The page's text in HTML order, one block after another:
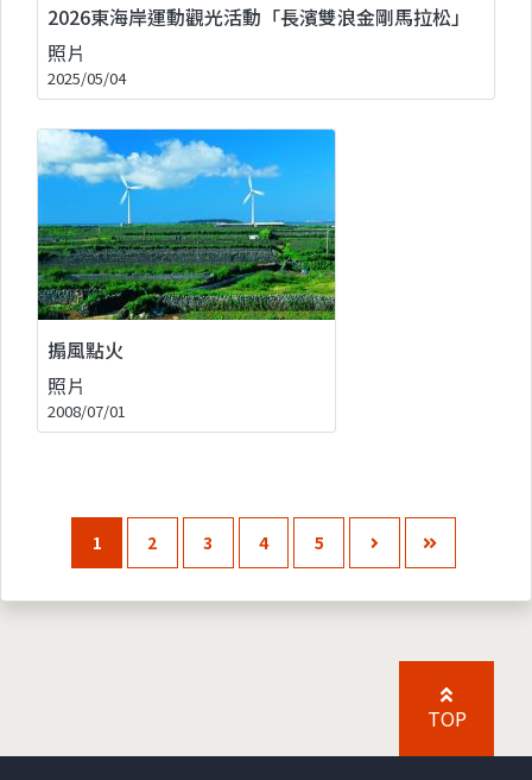
2026東海岸運動觀光活動「長濱雙浪金剛馬拉松」
照片
2025/05/04
搧風點火
照片
2008/07/01
1 2 3 4 5
TOP